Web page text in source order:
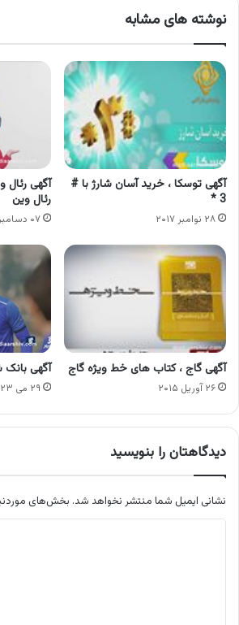
نوشته های مشابه
آگهی توسکا ، خرید آسان شارژ با #
3 *
۲۸ نوامبر ۲۰۱۷
آگهی رئال
رئال وین
۰۷ دسامبر ۲۰۲۱
آگهی گاج ، کتاب های خط ویژه گاج
۲۶ آوریل ۲۰۱۵
آگهی بانک
۲۹ می ۲۰۲۳
دیدگاهتان را بنویسید
نشانی ایمیل شما منتشر نخواهد شد. بخش‌های